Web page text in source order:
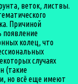
веток, листвы.
Причиной
появление
колец, что
случаях
(такие
но всё еще имеют